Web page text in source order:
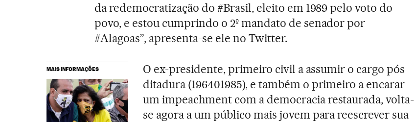
da redemocratização do #Brasil, eleito em 1989 pelo voto do
povo, e estou cumprindo o 2º mandato de senador por
#Alagoas”, apresenta-se ele no Twitter.
MAIS INFORMAÇÕES
O ex-presidente, primeiro civil a assumir o cargo pós
ditadura (196401985), e também o primeiro a encarar
um impeachment com a democracia restaurada, volta-
se agora a um público mais jovem para reescrever sua